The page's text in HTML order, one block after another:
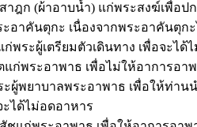
าฎก (ผ้าอาบน้ำ) แก่พระสงฆ์เพื่อป
อาคันตุกะ เนื่องจากพระอาคันตุก
พระผู้เตรียมตัวเดินทาง เพื่อจะได้
ก่พระอาพาธ เพื่อไม่ให้อาการอาพ
ผู้พยาบาลพระอาพาธ เพื่อให้ท่าน
ได้ไม่อดอาหาร